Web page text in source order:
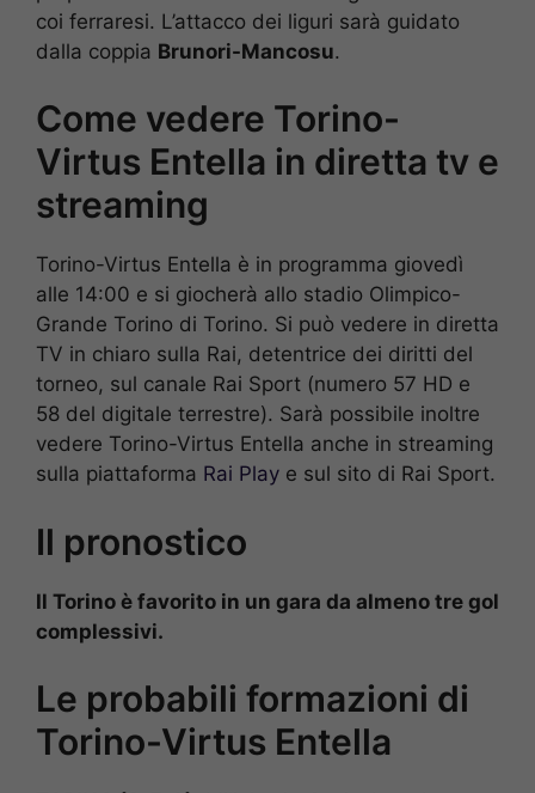
coi ferraresi. L’attacco dei liguri sarà guidato
dalla coppia Brunori-Mancosu.
Come vedere Torino-
Virtus Entella in diretta tv e
streaming
Torino-Virtus Entella è in programma giovedì
alle 14:00 e si giocherà allo stadio Olimpico-
Grande Torino di Torino. Si può vedere in diretta
TV in chiaro sulla Rai, detentrice dei diritti del
torneo, sul canale Rai Sport (numero 57 HD e
58 del digitale terrestre). Sarà possibile inoltre
vedere Torino-Virtus Entella anche in streaming
sulla piattaforma Rai Play e sul sito di Rai Sport.
Il pronostico
Il Torino è favorito in un gara da almeno tre gol
complessivi.
Le probabili formazioni di
Torino-Virtus Entella